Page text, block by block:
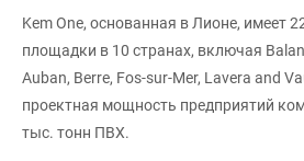
Kem One, основанная в Лионе, имеет
площадки в 10 странах, включая
Auban, Berre, Fos-sur-Mer, Lavera and
проектная мощность предприятий
тыс. тонн ПВХ.